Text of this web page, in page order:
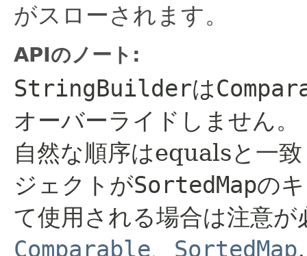
がスローされます。
APIのノート:
StringBuilderは
オーバーライドしません。
自然な順序はequalsと一
ジェクトがSortedMapの
て使用される場合は注意が
Comparable、 SortedMap